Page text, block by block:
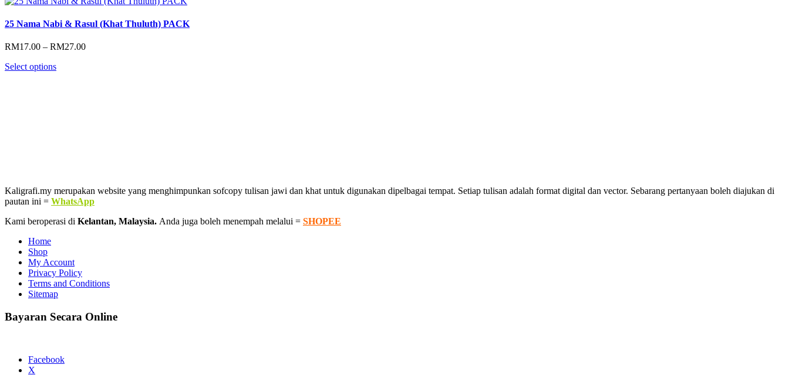
25 Nama Nabi & Rasul (Khat Thuluth) PACK
RM17.00 – RM27.00Price
Select options
Kaligrafi.my merupakan website yang menghimpunkan sofcopy tulisan jawi dan khat untuk digunakan dipelbagai tempat. Setiap tulisan adalah format digital dan vector. Sebarang pertanyaan boleh diajukan di
pautan ini = WhatsApp
Kami beroperasi di Kelantan, Malaysia. Anda juga boleh menempah melalui = SHOPEE
Home
Shop
My Account
Privacy Policy
Terms and Conditions
Sitemap
Bayaran Secara Online
Facebook
X